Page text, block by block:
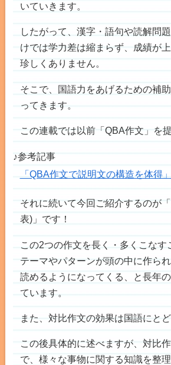
いていきます。
したがって、漢字・語句や読解問
けでは学力差は縮まらず、成績が
珍しくありません。
そこで、国語力をあげるための補
ってきます。
この連載では以前「QBA作文」を
♪参考記事
「QBA作文で説明文の構造を体得」
それに続いて今回ご紹介するのが
表)」です！
この2つの作文を長く・多くこなす
テーマやパターンが頭の中に作ら
読めるようになってくる、と長年
ています。
また、対比作文の効果は国語にと
この後具体的に述べますが、対比
で、様々な事物に関する知識を整